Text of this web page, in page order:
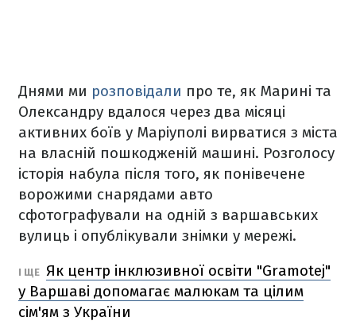
Днями ми розповідали про те, як Марині та
Олександру вдалося через два місяці
активних боїв у Маріуполі вирватися з міста
на власній пошкодженій машині. Розголосу
історія набула після того, як понівечене
ворожими снарядами авто
сфотографували на одній з варшавських
вулиць і опублікували знімки у мережі.
І ЩЕ Як центр інклюзивної освіти "Gramotej"
у Варшаві допомагає малюкам та цілим
сім'ям з України